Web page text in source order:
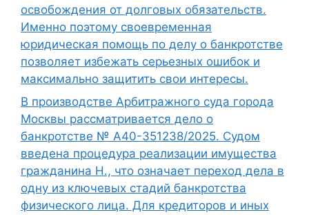
освобождения от долговых обязательств.
Именно поэтому своевременная
юридическая помощь по делу о банкротстве
позволяет избежать серьезных ошибок и
максимально защитить свои интересы.
В производстве Арбитражного суда города
Москвы рассматривается дело о
банкротстве № А40-351238/2025. Судом
введена процедура реализации имущества
гражданина Н., что означает переход дела в
одну из ключевых стадий банкротства
физического лица. Для кредиторов и иных